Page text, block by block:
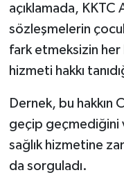
açıklamada, KKTC
sözleşmelerin
fark etmeksizin her
hizmeti hakkı
Dernek, bu
geçip geçmediğini
sağlık hizmetine
da sorguladı.